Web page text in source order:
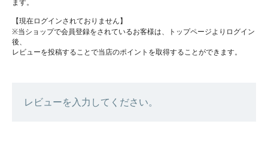
ます。
【現在ログインされておりません】
※当ショップで会員登録をされているお客様は、トップページよりログイン
後、
レビューを投稿することで当店のポイントを取得することができます。
レビューを入力してください。